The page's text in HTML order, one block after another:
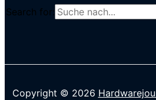
Search for:
Copyright © 2026